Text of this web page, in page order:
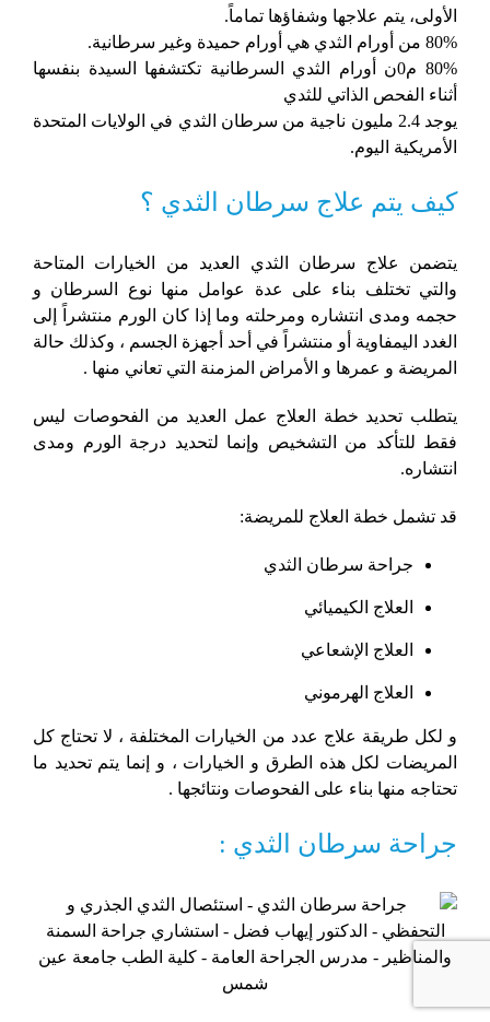
الأولى، يتم علاجها وشفاؤها تماماً.
80% من أورام الثدي هي أورام حميدة وغير سرطانية.
80% م0ن أورام الثدي السرطانية تكتشفها السيدة بنفسها
أثناء الفحص الذاتي للثدي
يوجد 2.4 مليون ناجية من سرطان الثدي في الولايات المتحدة
الأمريكية اليوم.
كيف يتم علاج سرطان الثدي ؟
يتضمن علاج سرطان الثدي العديد من الخيارات المتاحة
والتي تختلف بناء على عدة عوامل منها نوع السرطان و
حجمه ومدى انتشاره ومرحلته وما إذا كان الورم منتشراً إلى
الغدد اليمفاوية أو منتشراً في أحد أجهزة الجسم ، وكذلك حالة
المريضة و عمرها و الأمراض المزمنة التي تعاني منها .
يتطلب تحديد خطة العلاج عمل العديد من الفحوصات ليس
فقط للتأكد من التشخيص وإنما لتحديد درجة الورم ومدى
انتشاره.
قد تشمل خطة العلاج للمريضة:
جراحة سرطان الثدي
العلاج الكيميائي
العلاج الإشعاعي
العلاج الهرموني
و لكل طريقة علاج عدد من الخيارات المختلفة ، لا تحتاج كل
المريضات لكل هذه الطرق و الخيارات ، و إنما يتم تحديد ما
تحتاجه منها بناء على الفحوصات ونتائجها .
جراحة سرطان الثدي :